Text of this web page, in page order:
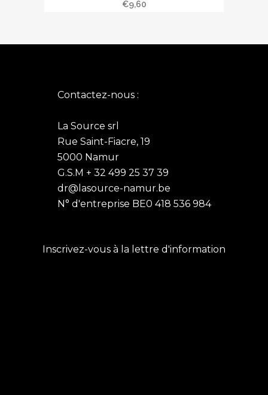
€9,60
Contactez-nous :
La Source srl
Rue Saint-Fiacre, 19
5000 Namur
G.S.M + 32 499 25 37 39
dr@lasource-namur.be
N° d'entreprise BE0 418 536 984
Inscrivez-vous à la lettre d'information